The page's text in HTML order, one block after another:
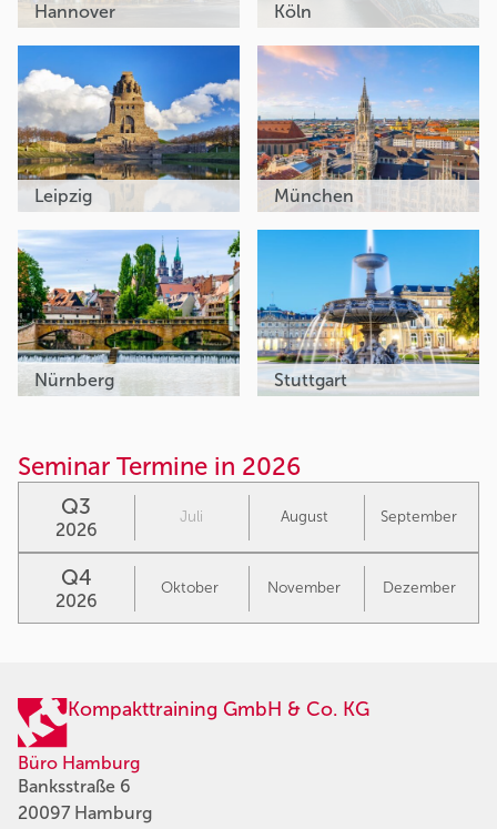
Hannover Köln
Leipzig München
Nürnberg Stuttgart
Seminar Termine in 2026
Q3
2026
Juli August September
Q4
2026
Oktober November Dezember
Kompakttraining GmbH & Co. KG
Büro Hamburg
Banksstraße 6
20097 Hamburg